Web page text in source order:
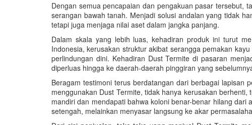
Dengan semua pencapaian dan pengakuan pasar tersebut,
serangan bawah tanah. Menjadi solusi andalan yang tidak
tetapi juga menjaga nilai aset dalam jangka panjang.
Dalam skala yang lebih luas, kehadiran produk ini turut
Indonesia, kerusakan struktur akibat serangga pemakan
perlindungan dini. Kehadiran Dust Termite di pasaran
diperluas hingga ke daerah-daerah pinggiran yang
Beragam testimoni terus berdatangan dari berbagai lapisan
menggunakan Dust Termite, tidak hanya kerusakan
mandiri dan mendapati bahwa koloni benar-benar hilang
setengah, melainkan menyasar langsung ke akar